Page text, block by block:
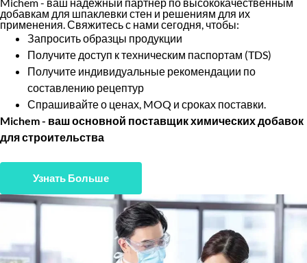
Michem - ваш надежный партнер по высококачественным
добавкам для шпаклевки стен и решениям для их
применения. Свяжитесь с нами сегодня, чтобы:
Запросить образцы продукции
Получите доступ к техническим паспортам (TDS)
Получите индивидуальные рекомендации по
составлению рецептур
Спрашивайте о ценах, MOQ и сроках поставки.
Michem - ваш основной поставщик химических добавок
для строительства
Узнать Больше